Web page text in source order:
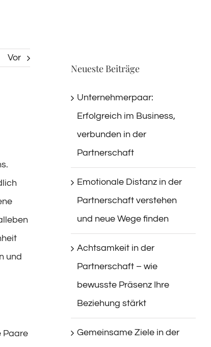
Vor
und
Paare
Neueste Beiträge
Unternehmerpaar:
Erfolgreich im Business,
verbunden in der
Partnerschaft
Emotionale Distanz in der
Partnerschaft verstehen
und neue Wege finden
Achtsamkeit in der
Partnerschaft – wie
bewusste Präsenz Ihre
Beziehung stärkt
Gemeinsame Ziele in der